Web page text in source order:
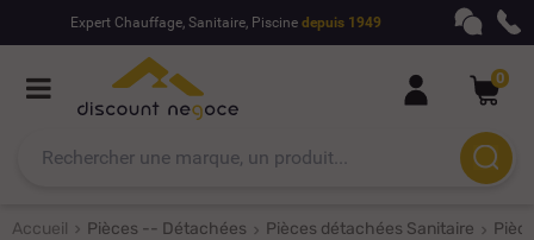
Expert Chauffage, Sanitaire, Piscine depuis 1949
0
Accueil Pièces -- Détachées Pièces détachées Sanitaire